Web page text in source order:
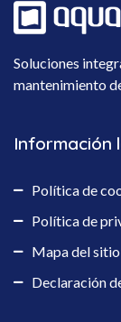
Soluciones
mantenimiento
Información
Política de
Política de
Mapa del sitio
Declaración